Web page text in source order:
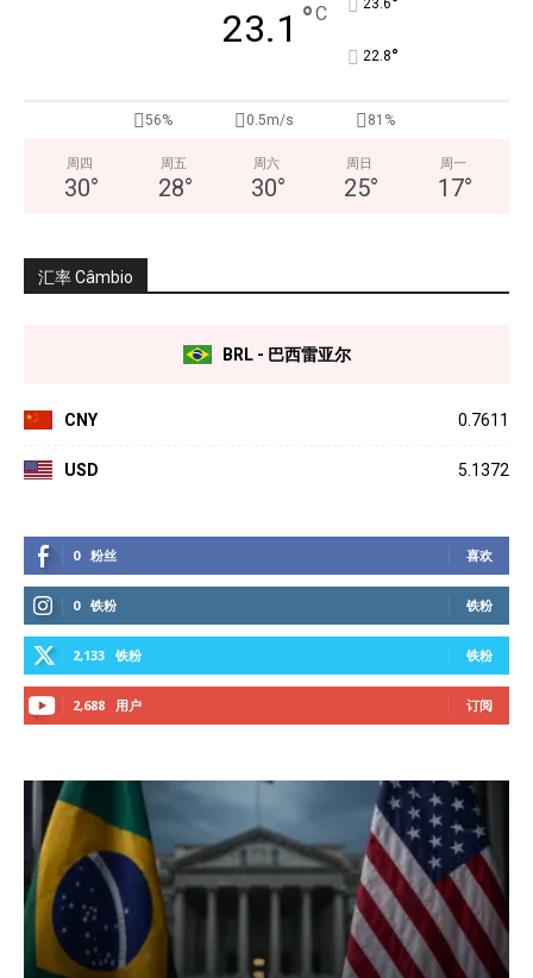
23.1 °C 23.6
22.8°
56% 0.5m/s 81%
周四
30°
周五
28°
周六
30°
周日
25°
周一
17°
汇率 Câmbio
BRL - 巴西雷亚尔
CNY 0.7611
USD 5.1372
0 粉丝 喜欢
0 铁粉 铁粉
2,133 铁粉 铁粉
2,688 用户 订阅